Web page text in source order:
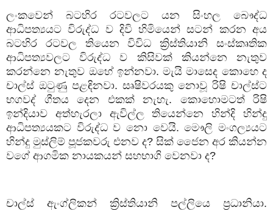
ලංකවෙන් බටහිර රටවලට යන සිංහල
බෞද්ධ
ආධිපත්‍යයට විරුද්ධ ව දිවි හිමියෙන් සටන් කරන අය
බටහිර
රටවල තියෙන විවිධ ක්‍රිස්තියානි
සංස්කෘතික
ආධිපත්‍යවලට
විරුද්ධ ව කිසිවක් කියන්නෙ
නැතුව
කරන්නෙ නැතුව ඔහේ ඉන්නවා.මැයි මාසෙද කොහෙ ද
චාල්ස් ඔටුණු පළඳිනවා. සෘෂිවරයකු නොවූ රිෂි චාල්ස්ට
භගවද්
ගීතය දෙන එකක් නැහැ. කොහොමටත්
රිෂි
ඉන්දියාව
අත්හැරලා ඇවිල්ල තියෙන්නෙ හින්දි
හින්දු
ආධිපත්‍යයකට විරුද්ධ ව නො වෙයි.මෞලි මංගල්‍යයට
හින්දු මුස්ලිම් පූජකවරු එනව ද? සික් ජෛන අර කියන්න
වගේ ආගමික නායකයන් සහභාගි වෙනවා ද?
චාල්ස් ඇංග්ලිකන් ක්‍රිස්තියානි පල්ලියෙ ප්‍රධානියා.